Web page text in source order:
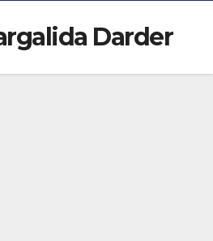
Darder